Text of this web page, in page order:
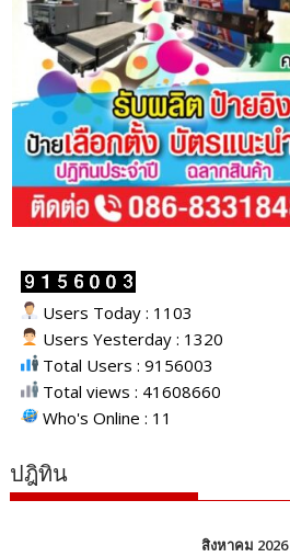
Users Today : 1103
Users Yesterday : 1320
Total Users : 9156003
Total views : 41608660
Who's Online : 11
ปฎิทิน
สิงหาคม 2026